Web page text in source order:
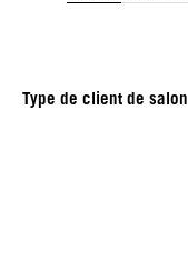
Type de client de salon